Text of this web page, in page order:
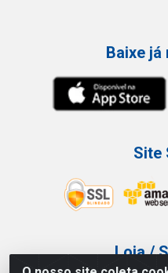
Baixe já
Site
Loja /